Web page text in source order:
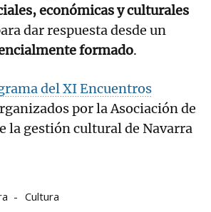
económicas y culturales
dar respuesta desde un
formado.
del XI Encuentros
por la Asociación de
la gestión cultural de Navarra
Cultura